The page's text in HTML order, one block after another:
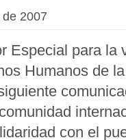
2007
Especial para la
Humanos de
con el